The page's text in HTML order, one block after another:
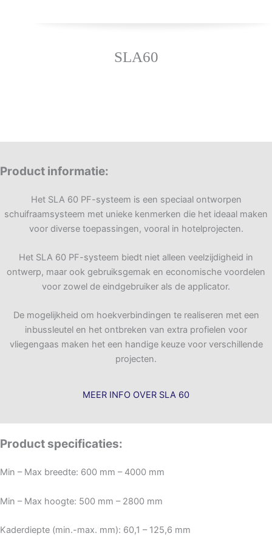
SLA60
Product informatie:
Het SLA 60 PF-systeem is een speciaal ontworpen
schuifraamsysteem met unieke kenmerken die het ideaal maken
voor diverse toepassingen, vooral in hotelprojecten.
Het SLA 60 PF-systeem biedt niet alleen veelzijdigheid in
ontwerp, maar ook gebruiksgemak en economische voordelen
voor zowel de eindgebruiker als de applicator.
De mogelijkheid om hoekverbindingen te realiseren met een
inbussleutel en het ontbreken van extra profielen voor
vliegengaas maken het een handige keuze voor verschillende
projecten.
MEER INFO OVER SLA 60
Product specificaties:
Min – Max breedte: 600 mm – 4000 mm
Min – Max hoogte: 500 mm – 2800 mm
Kaderdiepte (min.-max. mm): 60,1 – 125,6 mm